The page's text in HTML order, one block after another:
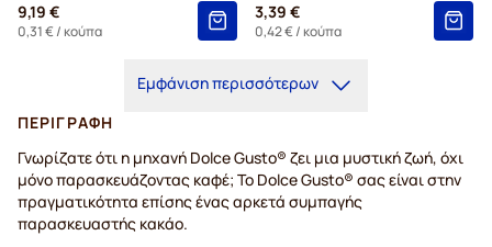
9,19 €
0,31 €/ κούπα
3,39 €
0,42 €/ κούπα
Εμφάνιση περισσότερων
ΠΕΡΙΓΡΑΦΉ
Γνωρίζατε ότι η μηχανή Dolce Gusto® ζει μια μυστική ζωή, όχι
μόνο παρασκευάζοντας καφέ; Το Dolce Gusto® σας είναι στην
πραγματικότητα επίσης ένας αρκετά συμπαγής
παρασκευαστής κακάο.